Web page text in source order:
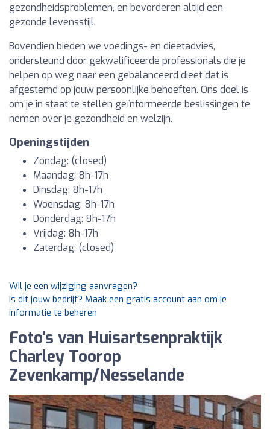
gezondheidsproblemen, en bevorderen altijd een
gezonde levensstijl.
Bovendien bieden we voedings- en dieetadvies,
ondersteund door gekwalificeerde professionals die je
helpen op weg naar een gebalanceerd dieet dat is
afgestemd op jouw persoonlijke behoeften. Ons doel is
om je in staat te stellen geïnformeerde beslissingen te
nemen over je gezondheid en welzijn.
Openingstijden
Zondag: (closed)
Maandag: 8h-17h
Dinsdag: 8h-17h
Woensdag: 8h-17h
Donderdag: 8h-17h
Vrijdag: 8h-17h
Zaterdag: (closed)
Wil je een wijziging aanvragen?
Is dit jouw bedrijf? Maak een gratis account aan om je
informatie te beheren
Foto's van Huisartsenpraktijk
Charley Toorop
Zevenkamp/Nesselande